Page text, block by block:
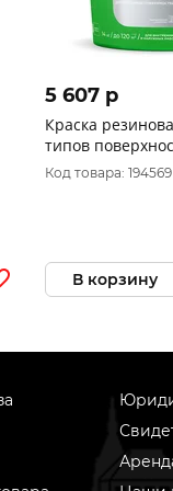
5 607 p
Краска
типов
PROF IT графит
Код товара: 194569
В корзину